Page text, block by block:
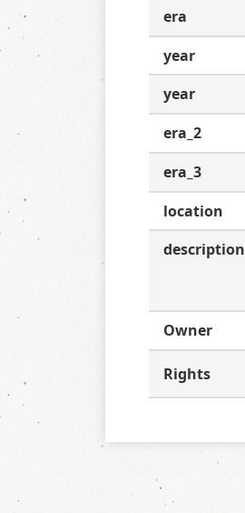
era
year
year
era_2
era_3
location
description
Owner
Rights